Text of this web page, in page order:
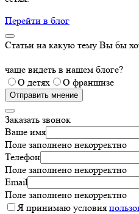
Перейти в блог
Статьи на какую тему Вы бы
чаще видеть в нашем блоге?
О детях
О франшизе
Отправить мнение
Заказать звонок
Ваше имя
Поле заполнено некорректно
Телефон
Поле заполнено некорректно
Email
Поле заполнено некорректно
Я принимаю условия